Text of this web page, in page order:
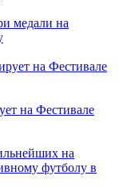
медали на
на Фестивале